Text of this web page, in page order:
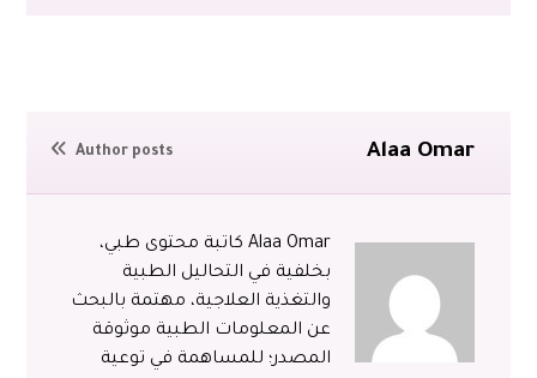
Alaa Omar
Author posts
Alaa Omar كاتبة محتوى طبي،
بخلفية في التحاليل الطبية
والتغذية العلاجية، مهتمة بالبحث
عن المعلومات الطبية موثوقة
المصدر؛ للمساهمة في توعية